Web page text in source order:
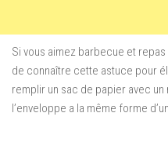
Si vous aimez barbecue et repas
de connaître cette astuce pour
remplir un sac de papier avec un
l’enveloppe a la même forme d’un